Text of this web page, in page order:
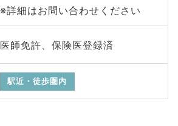
※詳細はお問い合わせください
医師免許、保険医登録済
駅近・徒歩圏内